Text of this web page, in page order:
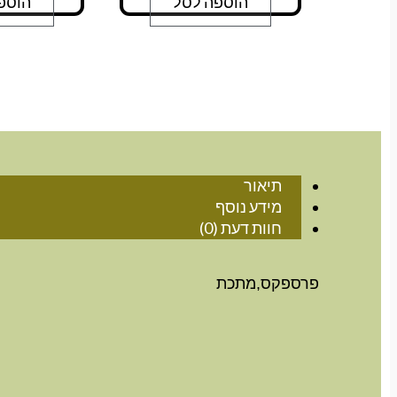
תיאור
מידע נוסף
חוות דעת (0)
פרספקס,מתכת